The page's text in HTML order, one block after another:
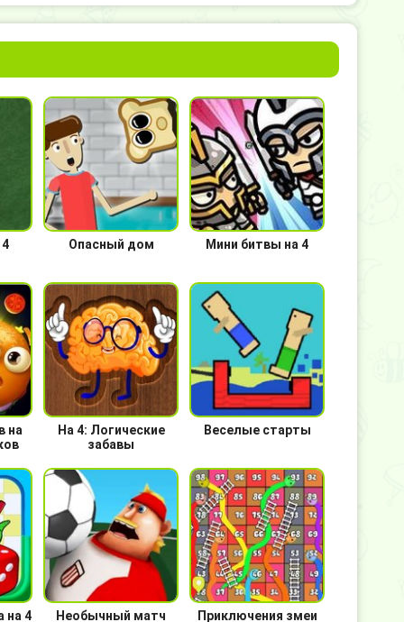
Опасный дом Мини битвы на 4
на
На 4: Логические
забавы
Веселые старты
на 4 Необычный матч Приключения змеи